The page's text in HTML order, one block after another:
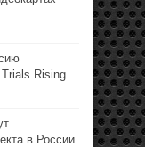
Rising
в России